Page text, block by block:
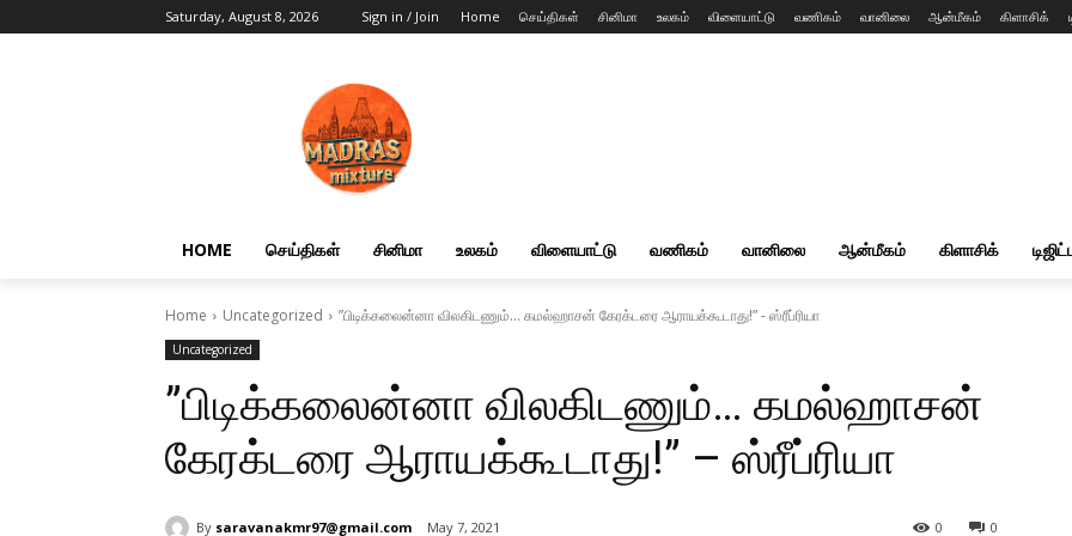
Saturday, August 8, 2026 Sign in / Join Home செய்திகள் சினிமா உலகம் விளையாட்டு வணிகம் வானிலை ஆன்மீகம் கிளாசிக்
HOME செய்திகள் சினிமா உலகம் விளையாட்டு வணிகம் வானிலை ஆன்மீகம் கிளாசிக்
Home Uncategorized ”பிடிக்கலைன்னா விலகிடணும்... கமல்ஹாசன் கேரக்டரை ஆராயக்கூடாது!” - ஸ்ரீப்ரியா
Uncategorized
”பிடிக்கலைன்னா விலகிடணும்… கமல்ஹாசன்
கேரக்டரை ஆராயக்கூடாது!” – ஸ்ரீப்ரியா
By saravanakmr97@gmail.com May 7, 2021 0
0